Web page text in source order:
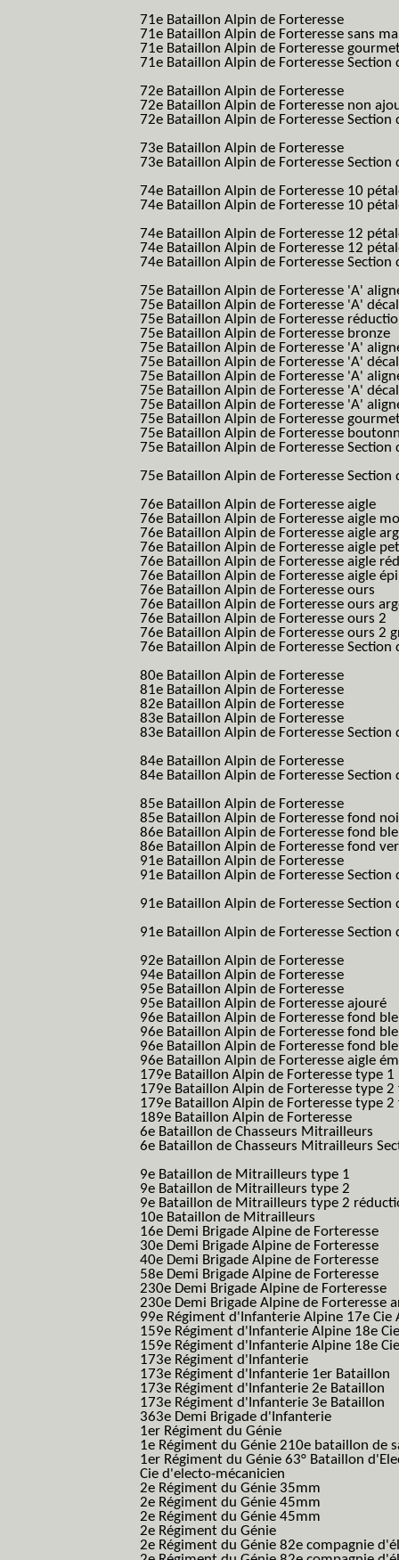
71e Bataillon Alpin de Forteresse
71e Bataillon Alpin de Forteresse sans
71e Bataillon Alpin de Forteresse
71e Bataillon Alpin de Forteresse
72e Bataillon Alpin de Forteresse
72e Bataillon Alpin de Forteresse non
72e Bataillon Alpin de Forteresse
73e Bataillon Alpin de Forteresse
73e Bataillon Alpin de Forteresse
74e Bataillon Alpin de Forteresse 10
74e Bataillon Alpin de Forteresse 10
74e Bataillon Alpin de Forteresse 12
74e Bataillon Alpin de Forteresse 12
74e Bataillon Alpin de Forteresse
75e Bataillon Alpin de Forteresse 'A'
75e Bataillon Alpin de Forteresse 'A'
75e Bataillon Alpin de Forteresse
75e Bataillon Alpin de Forteresse bronze
75e Bataillon Alpin de Forteresse 'A'
75e Bataillon Alpin de Forteresse 'A'
75e Bataillon Alpin de Forteresse 'A'
75e Bataillon Alpin de Forteresse 'A'
75e Bataillon Alpin de Forteresse 'A'
75e Bataillon Alpin de Forteresse
75e Bataillon Alpin de Forteresse
75e Bataillon Alpin de Forteresse
75e Bataillon Alpin de Forteresse
76e Bataillon Alpin de Forteresse aigle
76e Bataillon Alpin de Forteresse aigle
76e Bataillon Alpin de Forteresse aigle
76e Bataillon Alpin de Forteresse aigle
76e Bataillon Alpin de Forteresse aigle
76e Bataillon Alpin de Forteresse aigle
76e Bataillon Alpin de Forteresse ours
76e Bataillon Alpin de Forteresse ours
76e Bataillon Alpin de Forteresse ours 2
76e Bataillon Alpin de Forteresse ours 2
76e Bataillon Alpin de Forteresse
80e Bataillon Alpin de Forteresse
81e Bataillon Alpin de Forteresse
82e Bataillon Alpin de Forteresse
83e Bataillon Alpin de Forteresse
83e Bataillon Alpin de Forteresse
84e Bataillon Alpin de Forteresse
84e Bataillon Alpin de Forteresse
85e Bataillon Alpin de Forteresse
85e Bataillon Alpin de Forteresse fond
86e Bataillon Alpin de Forteresse fond
86e Bataillon Alpin de Forteresse fond
91e Bataillon Alpin de Forteresse
91e Bataillon Alpin de Forteresse
91e Bataillon Alpin de Forteresse
91e Bataillon Alpin de Forteresse
92e Bataillon Alpin de Forteresse
94e Bataillon Alpin de Forteresse
95e Bataillon Alpin de Forteresse
95e Bataillon Alpin de Forteresse ajouré
96e Bataillon Alpin de Forteresse fond
96e Bataillon Alpin de Forteresse fond
96e Bataillon Alpin de Forteresse fond
96e Bataillon Alpin de Forteresse aigle
179e Bataillon Alpin de Forteresse type 1
179e Bataillon Alpin de Forteresse type
179e Bataillon Alpin de Forteresse type
189e Bataillon Alpin de Forteresse
6e Bataillon de Chasseurs Mitrailleurs
6e Bataillon de Chasseurs Mitrailleurs
9e Bataillon de Mitrailleurs type 1
9e Bataillon de Mitrailleurs type 2
9e Bataillon de Mitrailleurs type 2
10e Bataillon de Mitrailleurs
16e Demi Brigade Alpine de Forteresse
30e Demi Brigade Alpine de Forteresse
40e Demi Brigade Alpine de Forteresse
58e Demi Brigade Alpine de Forteresse
230e Demi Brigade Alpine de Forteresse
230e Demi Brigade Alpine de Forteresse
99e Régiment d'Infanterie Alpine 17e
159e Régiment d'Infanterie Alpine 18e
159e Régiment d'Infanterie Alpine 18e
173e Régiment d'Infanterie
173e Régiment d'Infanterie 1er Bataillon
173e Régiment d'Infanterie 2e Bataillon
173e Régiment d'Infanterie 3e Bataillon
363e Demi Brigade d'Infanterie
1er Régiment du Génie
1e Régiment du Génie 210e bataillon de
1er Régiment du Génie 63° Bataillon
Cie d'electo-mécanicien
2e Régiment du Génie 35mm
2e Régiment du Génie 45mm
2e Régiment du Génie 45mm
2e Régiment du Génie
2e Régiment du Génie 82e compagnie